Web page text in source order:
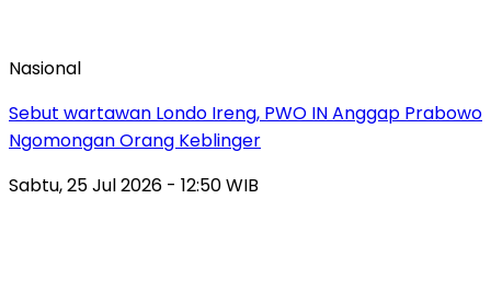
Nasional
Sebut wartawan Londo Ireng, PWO IN Anggap Prabowo
Ngomongan Orang Keblinger
Sabtu, 25 Jul 2026 - 12:50 WIB